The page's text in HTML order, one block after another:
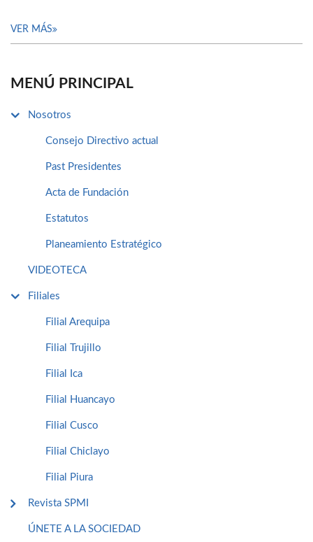
VER MÁS
MENÚ PRINCIPAL
Nosotros
Consejo Directivo actual
Past Presidentes
Acta de Fundación
Estatutos
Planeamiento Estratégico
VIDEOTECA
Filiales
Filial Arequipa
Filial Trujillo
Filial Ica
Filial Huancayo
Filial Cusco
Filial Chiclayo
Filial Piura
Revista SPMI
ÚNETE A LA SOCIEDAD